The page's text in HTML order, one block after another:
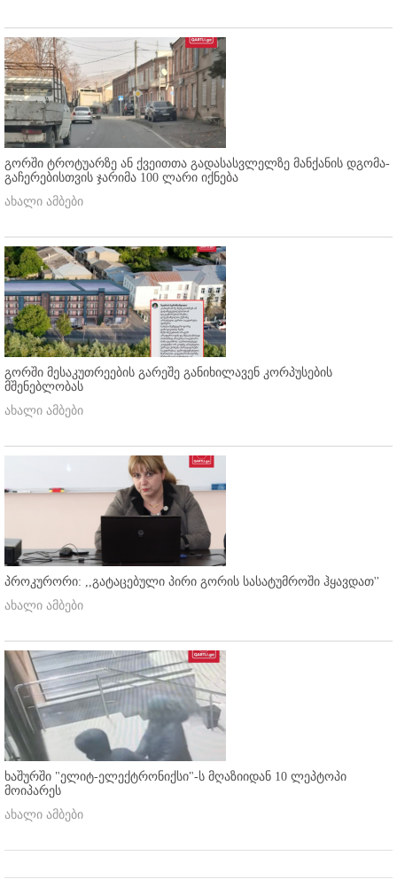
გორში ტროტუარზე ან ქვეითთა გადასასვლელზე მანქანის დგომა-
გაჩერებისთვის ჯარიმა 100 ლარი იქნება
ახალი ამბები
გორში მესაკუთრეების გარეშე განიხილავენ კორპუსების
მშენებლობას
ახალი ამბები
პროკურორი: ,,გატაცებული პირი გორის სასატუმროში ჰყავდათ''
ახალი ამბები
ხაშურში "ელიტ-ელექტრონიქსი"-ს მღაზიიდან 10 ლეპტოპი
მოიპარეს
ახალი ამბები